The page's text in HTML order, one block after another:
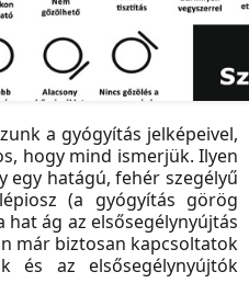
a gyógyítás jelképeivel,
hogy mind ismerjük. Ilyen
egy hatágú, fehér szegélyű
(a gyógyítás görög
ág az elsősegélynyújtás
már biztosan kapcsoltatok
és az elsősegélynyújtók